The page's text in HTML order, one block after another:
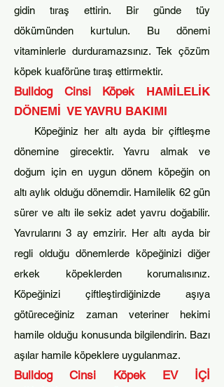
gidin tıraş ettirin. Bir günde tüy
dökümünden kurtulun. Bu dönemi
vitaminlerle durduramazsınız. Tek çözüm
köpek kuaförüne tıraş ettirmektir.
Bulldog Cinsi Köpek HAMİLELİK
DÖNEMİ VE YAVRU BAKIMI
Köpeğiniz her altı ayda bir çiftleşme
dönemine girecektir. Yavru almak ve
doğum için en uygun dönem köpeğin on
altı aylık olduğu dönemdir. Hamilelik 62 gün
sürer ve altı ile sekiz adet yavru doğabilir.
Yavrularını 3 ay emzirir. Her altı ayda bir
regli olduğu dönemlerde köpeğinizi diğer
erkek köpeklerden korumalısınız.
Köpeğinizi çiftleştirdiğinizde aşıya
götüreceğiniz zaman veteriner hekimi
hamile olduğu konusunda bilgilendirin. Bazı
aşılar hamile köpeklere uygulanmaz.
Bulldog Cinsi Köpek EV İÇİ